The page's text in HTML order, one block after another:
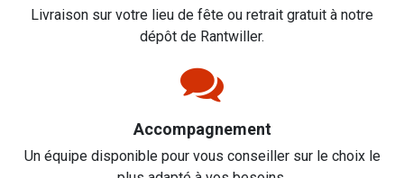
Livraison sur votre lieu de fête ou retrait gratuit à notre
dépôt de Rantwiller.
Accompagnement
Un équipe disponible pour vous conseiller sur le choix le